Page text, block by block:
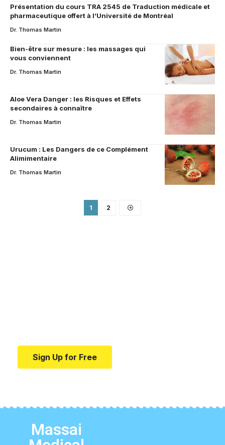
Présentation du cours TRA 2545 de Traduction médicale et
pharmaceutique offert à l’Université de Montréal
Dr. Thomas Martin
Bien-être sur mesure : les massages qui
vous conviennent
Dr. Thomas Martin
Aloe Vera Danger : les Risques et Effets
secondaires à connaître
Dr. Thomas Martin
Urucum : Les Dangers de ce Complément
Alimimentaire
Dr. Thomas Martin
1 2
Sign Up for Free
Massai